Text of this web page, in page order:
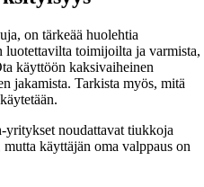
on tärkeää huolehtia
luotettavilta toimijoilta ja varmista,
käyttöön kaksivaiheinen
jakamista. Tarkista myös, mitä
yritykset noudattavat tiukkoja
käyttäjän oma valppaus on